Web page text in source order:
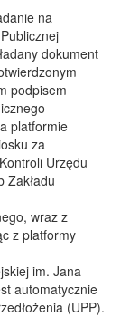
na
dokument
podpisem
platformie
za
Urzędu
Zakładu
wraz z
z platformy
im. Jana
automatycznie
(UPP).